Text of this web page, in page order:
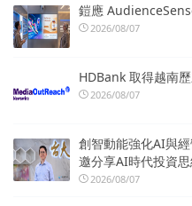
鎧應
2026/08/07
HDBank 取得越南
2026/08/07
創智動能強化AI與
邀分享AI時代投資
2026/08/07